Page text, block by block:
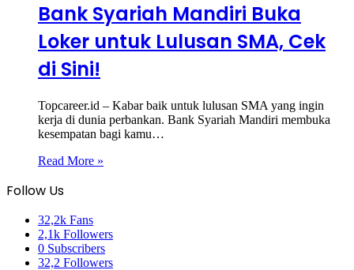
Bank Syariah Mandiri Buka
Loker untuk Lulusan SMA, Cek
di Sini!
Topcareer.id – Kabar baik untuk lulusan SMA yang ingin
kerja di dunia perbankan. Bank Syariah Mandiri membuka
kesempatan bagi kamu…
Read More »
Follow Us
32,2k Fans
2,1k Followers
0 Subscribers
32,2 Followers